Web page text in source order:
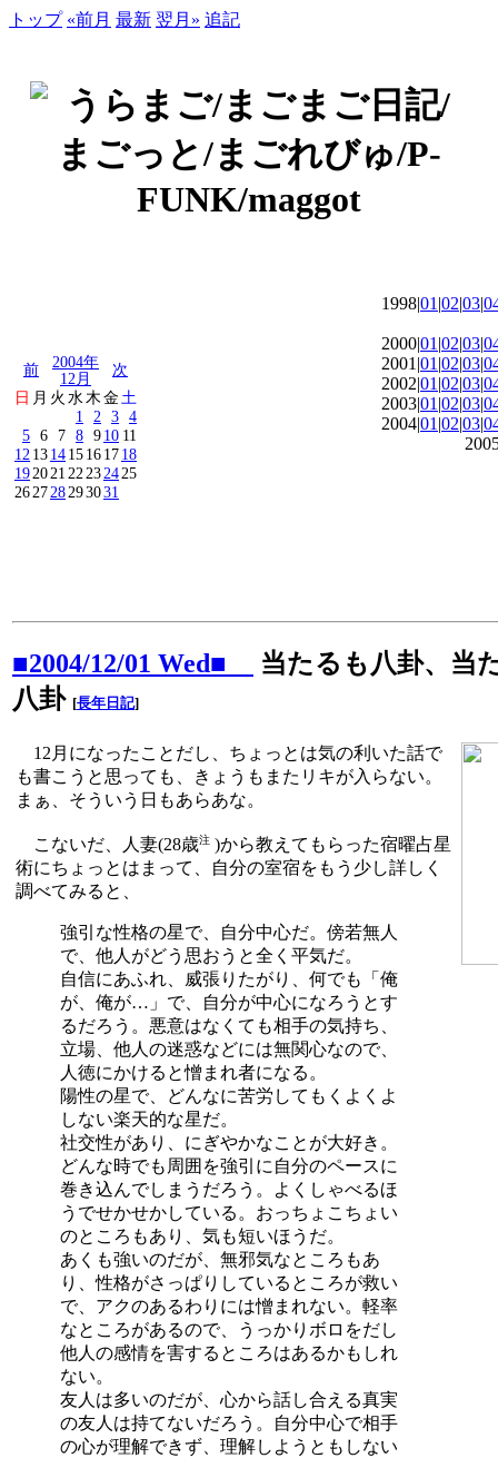
トップ «前月 最新 翌月» 追記
前
2004年
12月
次
日 月 火 水 木金 土
1
2 3 4
5 6 7 8 910 11
12 131415161718
192021 22 232425
262728293031
1998|01 |02|03|
2000|01 |02|03|
2001|01 |02|03|
2002|01 |02|03|
2003|01 |02|03|
2004|01 |02|03|
■2004/12/01 Wed■
当たるも八卦、当
八卦 [長年日記]
12月になったことだし、ちょっとは気の利いた話で
も書こうと思っても、きょうもまたリキが入らない。
まぁ、そういう日もあらあな。
こないだ、人妻(28歳注 )から教えてもらった宿曜占星
術にちょっとはまって、自分の室宿をもう少し詳しく
調べてみると、
強引な性格の星で、自分中心だ。傍若無人
で、他人がどう思おうと全く平気だ。
自信にあふれ、威張りたがり、何でも「俺
が、俺が…」で、自分が中心になろうとす
るだろう。悪意はなくても相手の気持ち、
立場、他人の迷惑などには無関心なので、
人徳にかけると憎まれ者になる。
陽性の星で、どんなに苦労してもくよくよ
しない楽天的な星だ。
社交性があり、にぎやかなことが大好き。
どんな時でも周囲を強引に自分のペースに
巻き込んでしまうだろう。よくしゃべるほ
うでせかせかしている。おっちょこちょい
のところもあり、気も短いほうだ。
あくも強いのだが、無邪気なところもあ
り、性格がさっぱりしているところが救い
で、アクのあるわりには憎まれない。軽率
なところがあるので、うっかりボロをだし
他人の感情を害するところはあるかもしれ
ない。
友人は多いのだが、心から話し合える真実
の友人は持てないだろう。自分中心で相手
の心が理解できず、理解しようともしない